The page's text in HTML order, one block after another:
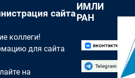
сайта
коллеги!
для сайта
на
ИМЛИ
РАН